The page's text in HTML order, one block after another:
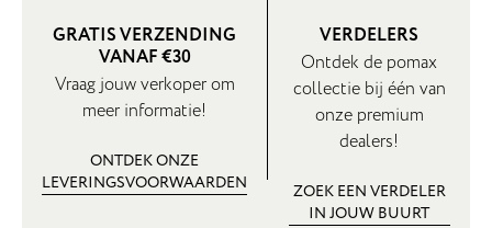
GRATIS VERZENDING
VANAF €30
Vraag jouw verkoper om
meer informatie!
ONTDEK ONZE
LEVERINGSVOORWAARDEN
VERDELERS
Ontdek de pomax
collectie bij één van
onze premium
dealers!
ZOEK EEN VERDELER
IN JOUW BUURT